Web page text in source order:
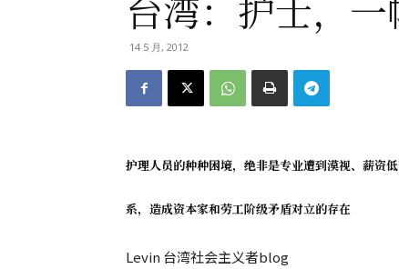
14 5 月, 2012
护理人员的种种困境，绝非是专业遭到漠视、薪资
系，造成资本家和劳工阶级矛盾对立的存在
Levin 台湾社会主义者blog